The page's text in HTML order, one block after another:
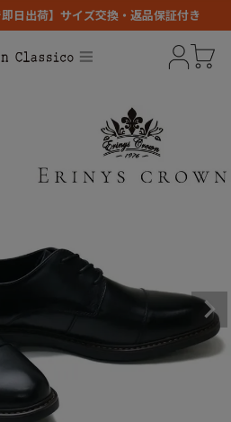
日出荷】サイズ交換・返品保証付き